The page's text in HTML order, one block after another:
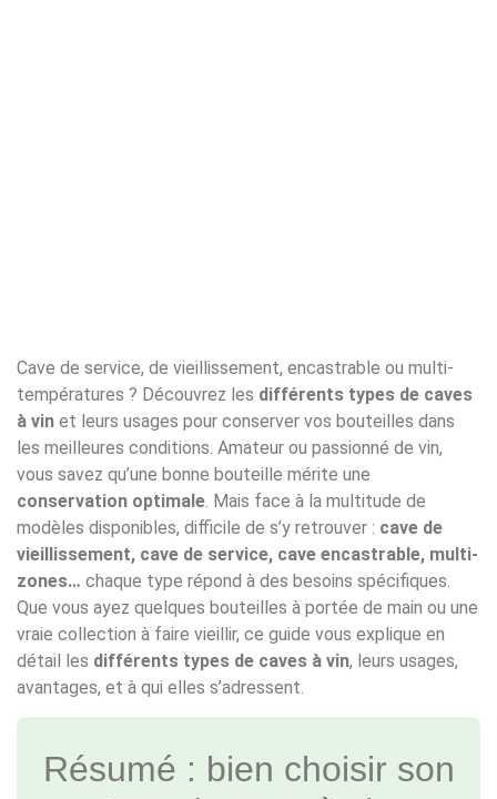
Cave de service, de vieillissement, encastrable ou multi-
températures ? Découvrez les différents types de caves
à vin et leurs usages pour conserver vos bouteilles dans
les meilleures conditions. Amateur ou passionné de vin,
vous savez qu’une bonne bouteille mérite une
conservation optimale . Mais face à la multitude de
modèles disponibles, difficile de s’y retrouver : cave de
vieillissement, cave de service, cave encastrable, multi-
zones… chaque type répond à des besoins spécifiques.
Que vous ayez quelques bouteilles à portée de main ou une
vraie collection à faire vieillir, ce guide vous explique en
détail les différents types de caves à vin, leurs usages,
avantages, et à qui elles s’adressent.
Résumé : bien choisir son